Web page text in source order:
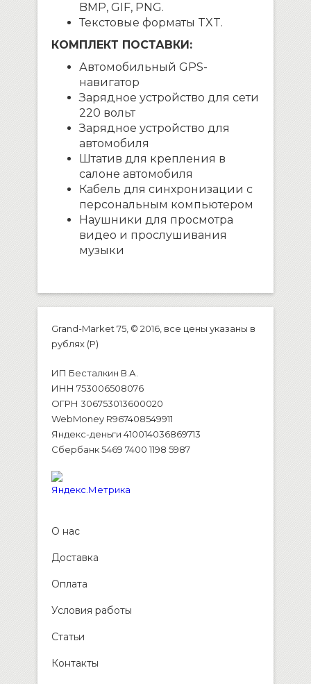
BMP, GIF, PNG.
Текстовые форматы TXT.
КОМПЛЕКТ ПОСТАВКИ:
Автомобильный GPS-
навигатор
Зарядное устройство для сети
220 вольт
Зарядное устройство для
автомобиля
Штатив для крепления в
салоне автомобиля
Кабель для синхронизации с
персональным компьютером
Наушники для просмотра
видео и прослушивания
музыки
Grand-Market 75, © 2016, все цены указаны в
рублях (P)
ИП Бесталкин В.А.
ИНН 753006508076
ОГРН 306753013600020
WebMoney R967408549911
Яндекс-деньги 410014036869713
Сбербанк 5469 7400 1198 5987
О нас
Доставка
Оплата
Условия работы
Статьи
Контакты